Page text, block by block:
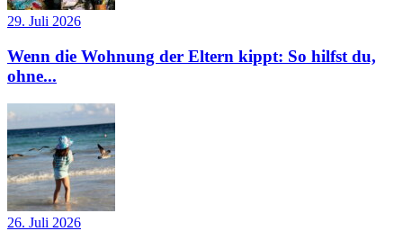
29. Juli 2026
Wenn die Wohnung der Eltern kippt: So hilfst du,
ohne...
26. Juli 2026